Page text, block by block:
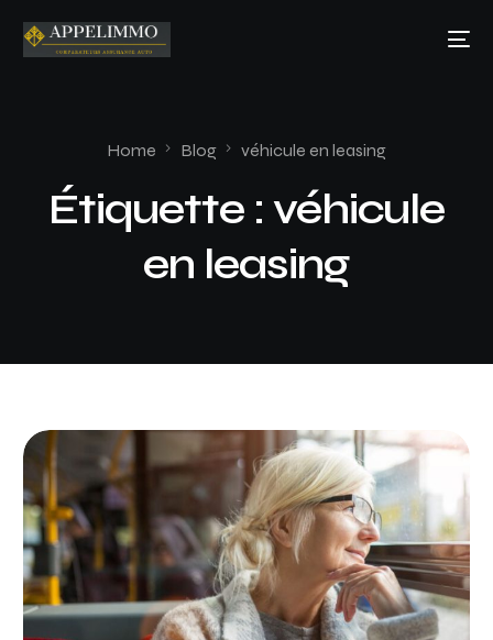
Home Blog véhicule en leasing
Étiquette : véhicule
en leasing